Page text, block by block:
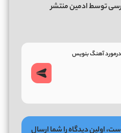
توسط ادمین منتشر
اولین دیدگاه را شما ارسال